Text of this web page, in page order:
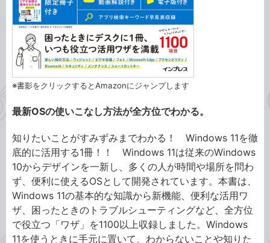
※書影をクリックするとAmazonにジャンプします
最新OSの使いこなし方法が全方位でわかる。
知りたいことがすみずみまでわかる！ Windows 11を徹
底的に活用する1冊！！ Windows 11は従来のWindows
10からデザインを一新し、多くの人が時間や場所を問わ
ず、便利に使えるOSとして開発されています。本書は、
Windows 11の基本的な知識から新機能、便利な活用ワ
ザ、困ったときのトラブルシューティングなど、全方位
で役立つ「ワザ」を1100以上収録しました。Windows
11を使うときに手元に置いて、わからないことや知りた